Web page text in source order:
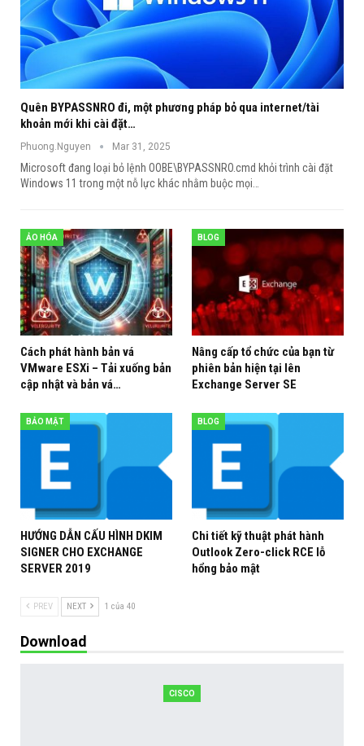
Quên BYPASSNRO đi, một phương pháp bỏ qua internet/tài
khoản mới khi cài đặt…
Phuong.Nguyen Mar 31, 2025
Microsoft đang loại bỏ lệnh OOBE\BYPASSNRO.cmd khỏi trình cài đặt
Windows 11 trong một nỗ lực khác nhằm buộc mọi…
ẢO HÓA
Cách phát hành bản vá
VMware ESXi – Tải xuống bản
cập nhật và bản vá…
BLOG
Nâng cấp tổ chức của bạn từ
phiên bản hiện tại lên
Exchange Server SE
BẢO MẬT
HƯỚNG DẪN CẤU HÌNH DKIM
SIGNER CHO EXCHANGE
SERVER 2019
BLOG
Chi tiết kỹ thuật phát hành
Outlook Zero-click RCE lỗ
hổng bảo mật
PREV NEXT 1 của 40
Download
CISCO